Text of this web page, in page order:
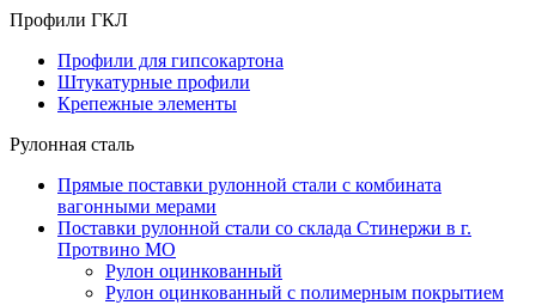
Профили ГКЛ
Профили для гипсокартона
Штукатурные профили
Крепежные элементы
Рулонная сталь
Прямые поставки рулонной стали с комбината
вагонными мерами
Поставки рулонной стали со склада Стинержи в г.
Протвино МО
Рулон оцинкованный
Рулон оцинкованный с полимерным покрытием